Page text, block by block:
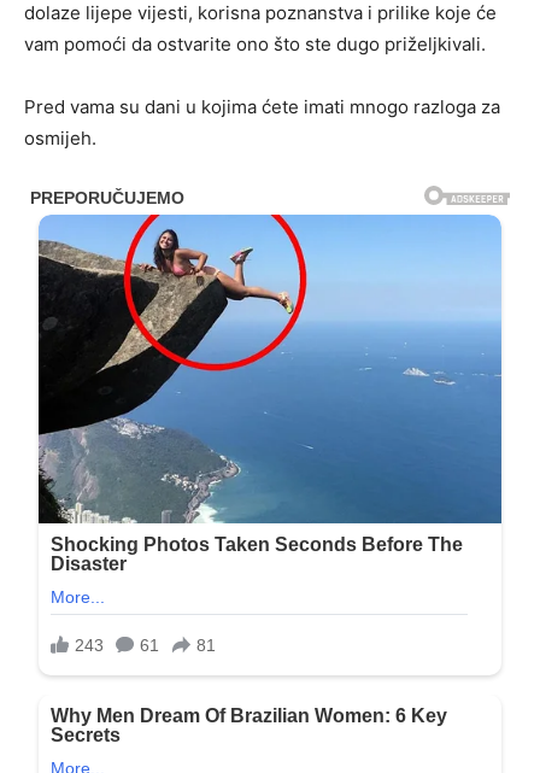
dolaze lijepe vijesti, korisna poznanstva i prilike koje će
vam pomoći da ostvarite ono što ste dugo priželjkivali.
Pred vama su dani u kojima ćete imati mnogo razloga za
osmijeh.